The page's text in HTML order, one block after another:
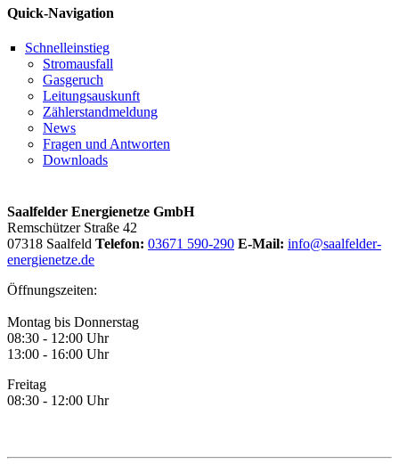
Quick-Navigation
Schnelleinstieg
Stromausfall
Gasgeruch
Leitungsauskunft
Zählerstandmeldung
News
Fragen und Antworten
Downloads
Saalfelder Energienetze GmbH
Remschützer Straße 42
07318 Saalfeld Telefon: 03671 590-290 E-Mail: info@saalfelder-
energienetze.de
Öffnungszeiten:
Montag bis Donnerstag
08:30 - 12:00 Uhr
13:00 - 16:00 Uhr
Freitag
08:30 - 12:00 Uhr